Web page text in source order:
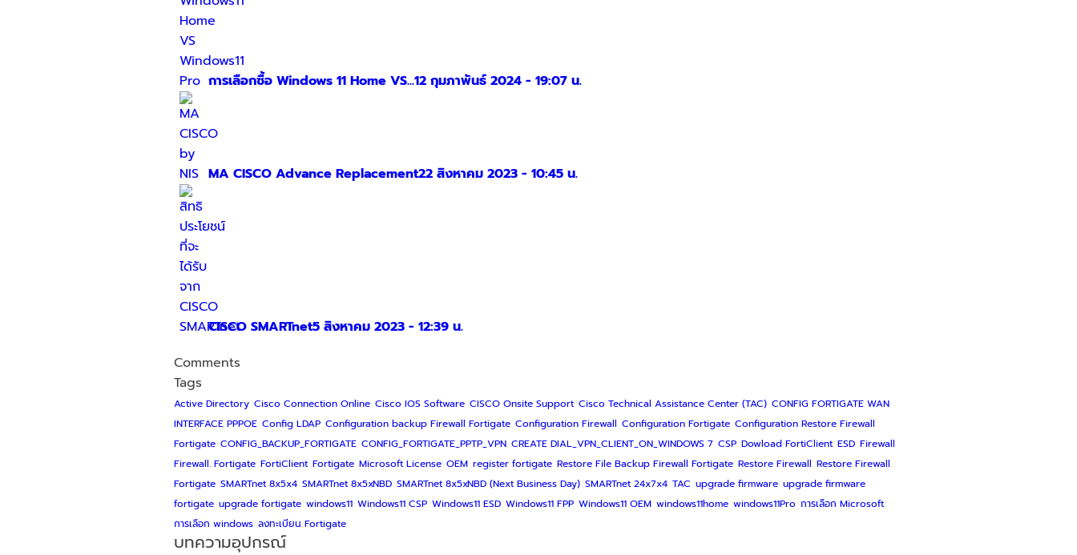
การเลือกซื้อ Windows 11 Home VS...12 กุมภาพันธ์ 2024 - 19:07 น.
MA CISCO Advance Replacement22 สิงหาคม 2023 - 10:45 น.
CISCO SMARTnet5 สิงหาคม 2023 - 12:39 น.
Comments
Tags
Active Directory Cisco Connection Online Cisco IOS Software CISCO Onsite Support Cisco Technical Assistance Center (TAC) CONFIG FORTIGATE WAN
INTERFACE PPPOE Config LDAP Configuration backup Firewall Fortigate Configuration Firewall Configuration Fortigate Configuration Restore Firewall
Fortigate CONFIG_BACKUP_FORTIGATE CONFIG_FORTIGATE_PPTP_VPN CREATE DIAL_VPN_CLIENT_ON_WINDOWS 7 CSP Dowload FortiClient ESD Firewall
Firewall. Fortigate FortiClient Fortigate Microsoft License OEM register fortigate Restore File Backup Firewall Fortigate Restore Firewall Restore Firewall
Fortigate SMARTnet 8x5x4 SMARTnet 8x5xNBD SMARTnet 8x5xNBD (Next Business Day) SMARTnet 24x7x4 TAC upgrade firmware upgrade firmware
fortigate upgrade fortigate windows11 Windows11 CSP Windows11 ESD Windows11 FPP Windows11 OEM windows11home windows11Pro การเลือก Microsoft
การเลือก windows ลงทะเบียน Fortigate
บทความอุปกรณ์